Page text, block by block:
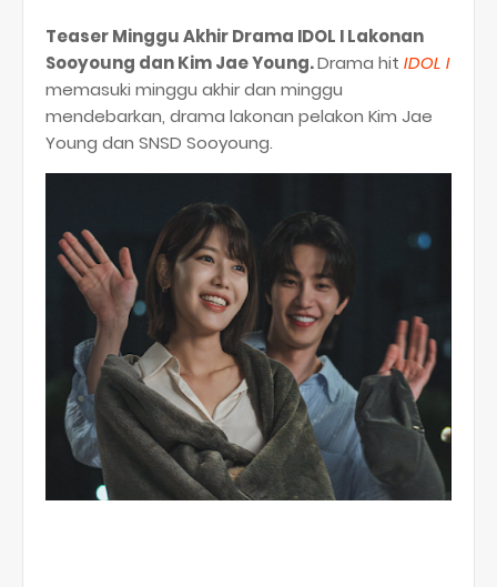
Teaser Minggu Akhir Drama IDOL I Lakonan
Sooyoung dan Kim Jae Young.Drama hit IDOL I
memasuki minggu akhir dan minggu
mendebarkan, drama lakonan pelakon Kim Jae
Young dan SNSD Sooyoung.